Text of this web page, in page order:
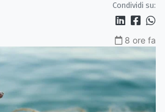
Condividi su:
8 ore fa